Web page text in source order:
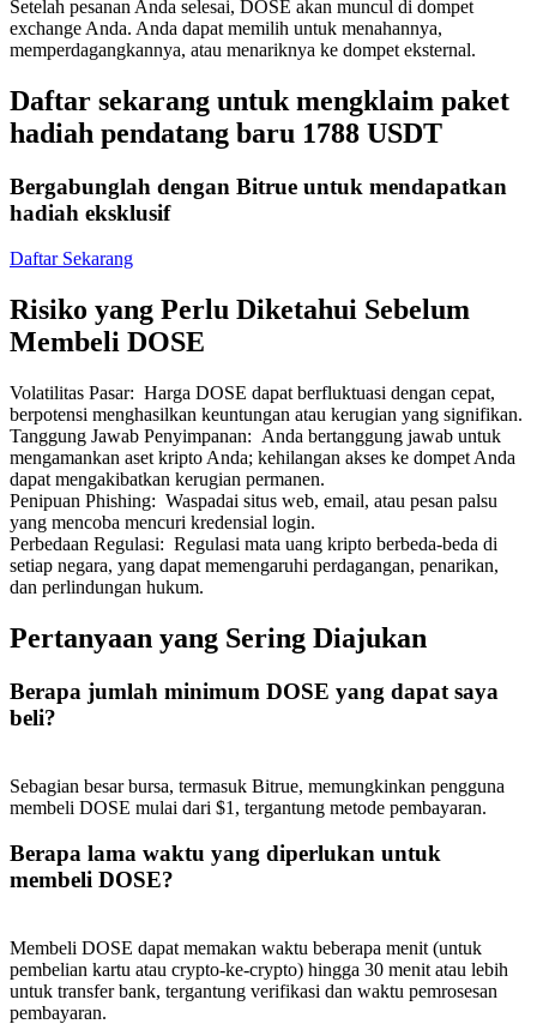
Mitra Bitrue
Afiliasi Bitrue
Hingga 65% Komisi!
BTC Welcome Rewards
Setelah pesanan Anda selesai, DOSE akan muncul di dompet
exchange Anda. Anda dapat memilih untuk menahannya,
memperdagangkannya, atau menariknya ke dompet eksternal.
Daftar sekarang untuk mengklaim paket
hadiah pendatang baru 1788 USDT
Bergabunglah dengan Bitrue untuk mendapatkan
hadiah eksklusif
Daftar Sekarang
Risiko yang Perlu Diketahui Sebelum
Membeli DOSE
Volatilitas Pasar: Harga DOSE dapat berfluktuasi dengan cepat,
berpotensi menghasilkan keuntungan atau kerugian yang signifikan.
Tanggung Jawab Penyimpanan: Anda bertanggung jawab untuk
mengamankan aset kripto Anda; kehilangan akses ke dompet Anda
dapat mengakibatkan kerugian permanen.
Penipuan Phishing: Waspadai situs web, email, atau pesan palsu
yang mencoba mencuri kredensial login.
Perbedaan Regulasi: Regulasi mata uang kripto berbeda-beda di
setiap negara, yang dapat memengaruhi perdagangan, penarikan,
dan perlindungan hukum.
Pertanyaan yang Sering Diajukan
Berapa jumlah minimum DOSE yang dapat saya
beli?
Sebagian besar bursa, termasuk Bitrue, memungkinkan pengguna
membeli DOSE mulai dari $1, tergantung metode pembayaran.
Berapa lama waktu yang diperlukan untuk
membeli DOSE?
Membeli DOSE dapat memakan waktu beberapa menit (untuk
pembelian kartu atau crypto-ke-crypto) hingga 30 menit atau lebih
untuk transfer bank, tergantung verifikasi dan waktu pemrosesan
pembayaran.